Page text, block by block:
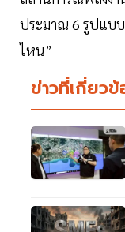
ประมาณ 6 รูปแบบ
ไหน”
ข่าวที่เกี่ยว